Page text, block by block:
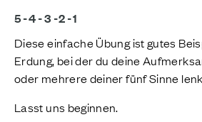
5-4-3-2-1
Diese einfache Übung ist gutes
Erdung, bei der du deine
oder mehrere deiner fünf Sinne
Lasst uns beginnen.